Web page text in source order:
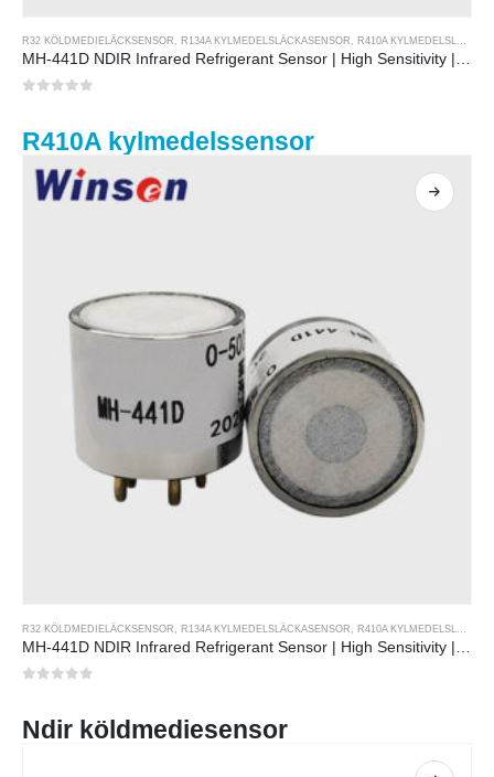
R32 KÖLDMEDIELÄCKSENSOR , R134A KYLMEDELSLÄCKASENSOR , R410A KYLMEDELSLÄCKASENSOR
MH-441D NDIR Infrared Refrigerant Sensor | High Sensitivity | HVAC & Industrial Safety | Long Lifespan
R410A kylmedelssensor
R32 KÖLDMEDIELÄCKSENSOR , R134A KYLMEDELSLÄCKASENSOR , R410A KYLMEDELSLÄCKASENSOR
MH-441D NDIR Infrared Refrigerant Sensor | High Sensitivity | HVAC & Industrial Safety | Long Lifespan
Ndir köldmediesensor